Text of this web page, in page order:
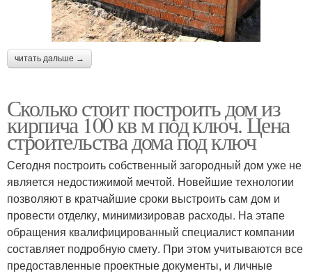
читать дальше →
Сколько стоит построить дом из
кирпича 100 кв м под ключ. Цена
строительства дома под ключ
Сегодня построить собственный загородный дом уже не
является недостижимой мечтой. Новейшие технологии
позволяют в кратчайшие сроки выстроить сам дом и
провести отделку, минимизировав расходы. На этапе
обращения квалифицированный специалист компании
составляет подробную смету. При этом учитываются все
предоставленные проектные документы, и личные